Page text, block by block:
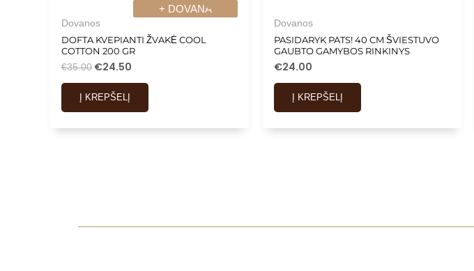
+ DOVANA
+ DOVANA
Dovanos
DOFTA KVEPIANTI ŽVAKĖ COOL
COTTON 200 GR
€35.00 €24.50
Į KREPŠELĮ
Dovanos
PASIDARYK PATS! 40 CM ŠVIESTUVO
GAUBTO GAMYBOS RINKINYS
€24.00
Į KREPŠELĮ